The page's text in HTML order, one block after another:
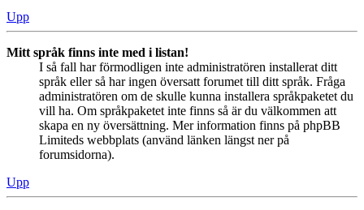
Upp
Mitt språk finns inte med i listan!
I så fall har förmodligen inte administratören installerat ditt
språk eller så har ingen översatt forumet till ditt språk. Fråga
administratören om de skulle kunna installera språkpaketet du
vill ha. Om språkpaketet inte finns så är du välkommen att
skapa en ny översättning. Mer information finns på phpBB
Limiteds webbplats (använd länken längst ner på
forumsidorna).
Upp